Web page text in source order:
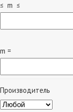
≤ m ≤
m =
Производитель